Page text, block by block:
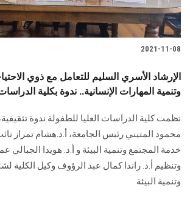
2021-11-08
الإرشاد الأسري السليم للتعامل مع ذوي
وتنمية المهارات الإنسانية.. ندوة بكلية
نظمت كلية الدراسات العليا للطفولة ندوة
محمود المتيني رئيس الجامعة، أ.د.هشام تمراز
خدمة المجتمع وتنمية البيئة و أ.د. هويدا الجبالي
وتنظيم أ.د. راندا كمال عبد الرؤوف وكيل الكلية
وتنمية البيئة